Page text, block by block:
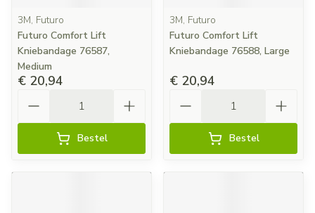
3M, Futuro
Futuro Comfort Lift
Kniebandage 76587,
Medium
€ 20,94
Bestel
3M, Futuro
Futuro Comfort Lift
Kniebandage 76588, Large
€ 20,94
Bestel